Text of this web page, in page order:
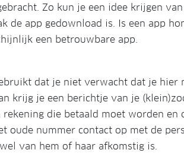
Zo kun je een idee krijgen
de app gedownload is. Is een app
een betrouwbare app.
dat je niet verwacht dat je hier
krijg je een berichtje van je
die betaald moet worden
oude nummer contact op met de
van hem of haar afkomstig is.